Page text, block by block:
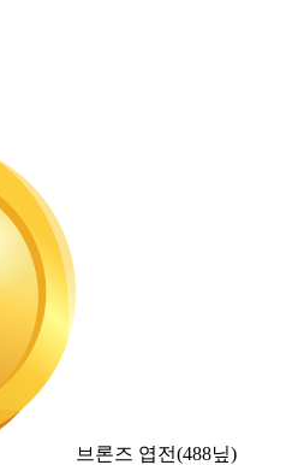
브론즈 엽전(488닢)